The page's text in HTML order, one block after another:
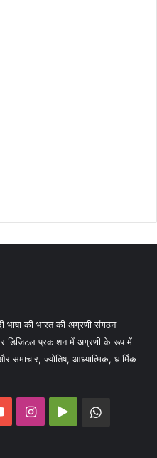
भाषा की भारत की अग्रणी संगठन
डिजिटल प्रकाशन में अग्रणी के रूप में
समाचार, ज्योतिष, आध्यात्मिक, धार्मिक
YouTubeInstagram
Google